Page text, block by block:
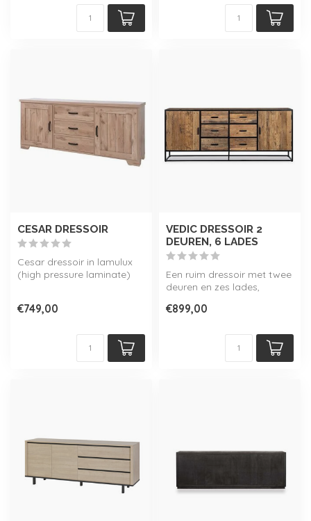
CESAR DRESSOIR
Cesar dressoir in lamulux
(high pressure laminate)
€749,00
VEDIC DRESSOIR 2
DEUREN, 6 LADES
Een ruim dressoir met twee
deuren en zes lades,
meubelstuk ...
€899,00